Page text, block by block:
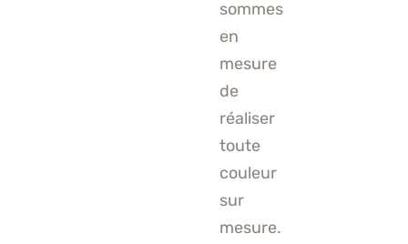
sommes
en
mesure
de
réaliser
toute
couleur
sur
mesure.